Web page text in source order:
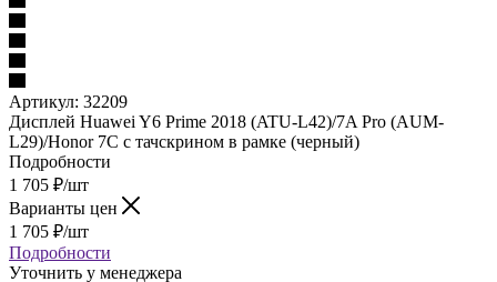
Артикул: 32209
Дисплей Huawei Y6 Prime 2018 (ATU-L42)/7A Pro (AUM-
L29)/Honor 7C c тачскрином в рамке (черный)
Подробности
1 705 ₽/шт
Варианты цен
1 705 ₽/шт
Подробности
Уточнить у менеджера